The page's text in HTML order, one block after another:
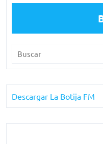
Descargar La Botija FM